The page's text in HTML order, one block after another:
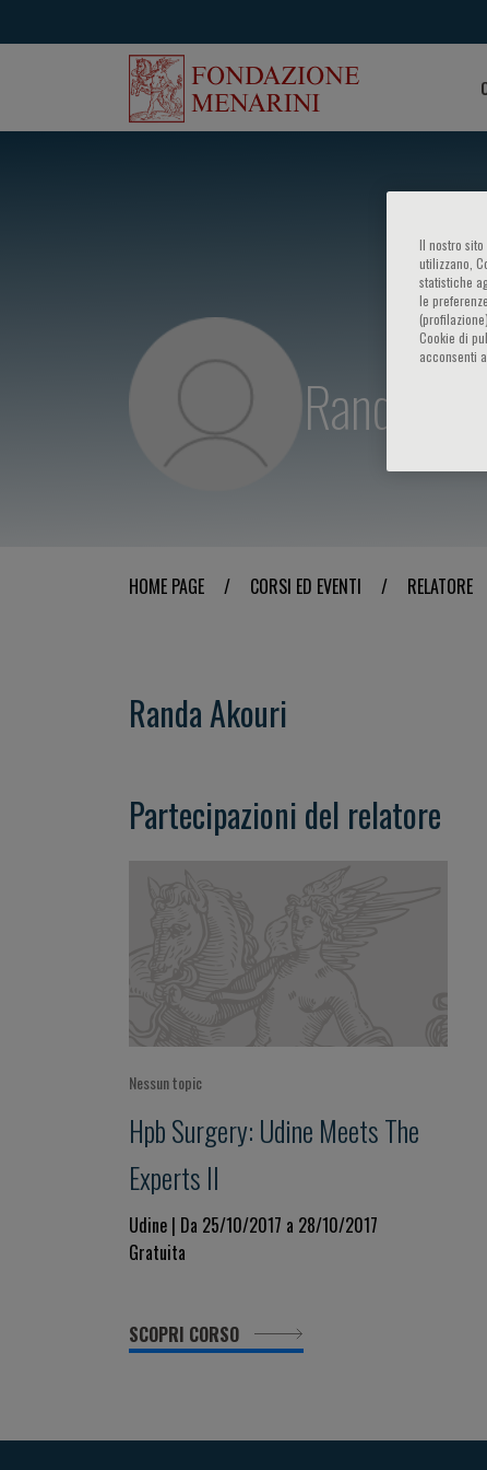
Randa
HOME PAGE / CORSI ED EVENTI / RELATORE
Randa Akouri
Partecipazioni del relatore
Nessun topic
Hpb Surgery: Udine Meets The
Experts II
Udine | Da 25/10/2017 a 28/10/2017
Gratuita
SCOPRI CORSO
Il nostro
utilizzano,
statistiche
le
Cookie di
acconsenti